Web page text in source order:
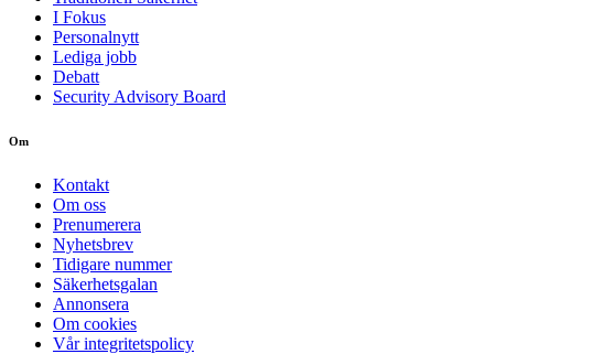
I Fokus
Personalnytt
Lediga jobb
Debatt
Security Advisory Board
Om
Kontakt
Om oss
Prenumerera
Nyhetsbrev
Tidigare nummer
Säkerhetsgalan
Annonsera
Om cookies
Vår integritetspolicy